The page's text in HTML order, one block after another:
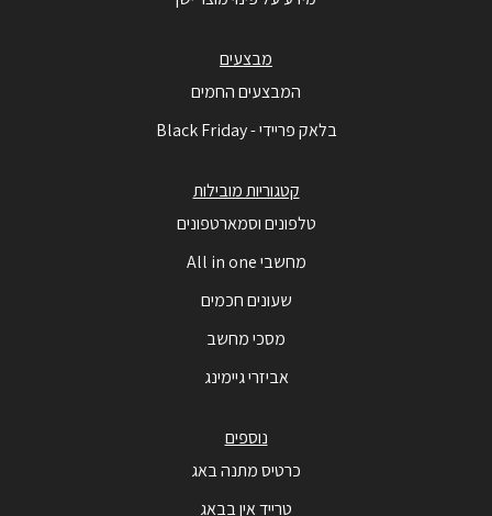
מבצעים
המבצעים החמים
בלאק פריידי - Black Friday
קטגוריות מובילות
טלפונים וסמארטפונים
מחשבי All in one
שעונים חכמים
מסכי מחשב
אביזרי גיימינג
נוספים
כרטיס מתנה באג
טרייד אין בבאג